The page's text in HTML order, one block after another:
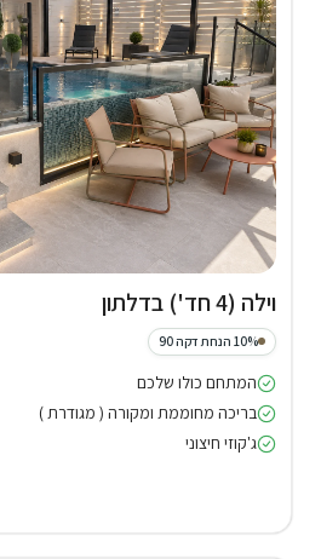
וילה (4 חד') בדלתון
10% הנחת דקה 90
המתחם כולו שלכם
בריכה מחוממת ומקורה ( מגודרת )
ג'קוזי חיצוני